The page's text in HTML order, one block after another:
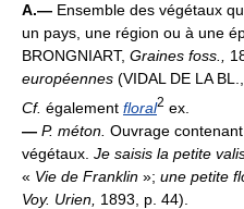
A.— Ensemble des végétaux
un pays, une région ou à une
BRONGNIART, Graines foss.,
européennes (VIDAL DE LA BL.,
Cf. également floral2 ex.
— P. méton. Ouvrage
végétaux. Je saisis la petite
« Vie de Franklin »; une petite
Voy. Urien, 1893, p. 44).